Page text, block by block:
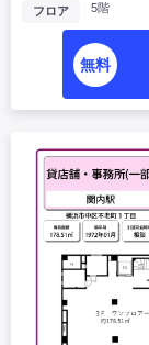
フロア 5階
無料